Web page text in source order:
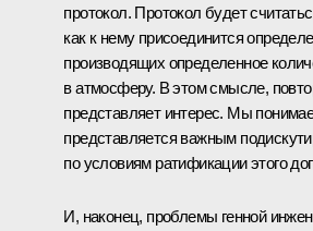
протокол. Протокол будет
как к нему присоединится
производящих определенное
в атмосферу. В этом смысле,
представляет интерес. Мы
представляется важным
по условиям ратификации этого
И, наконец, проблемы генной